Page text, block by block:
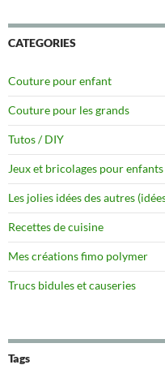
CATEGORIES
Couture pour enfant
Couture pour les grands
Tutos / DIY
Jeux et bricolages pour
Les jolies idées des autres
Recettes de cuisine
Mes créations fimo polymer
Trucs bidules et causeries
Tags